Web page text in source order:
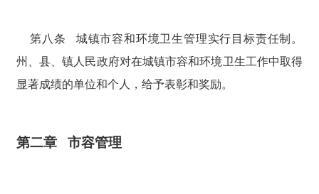
第八条 城镇市容和环境卫生管理实行目标责任制。
州、县、镇人民政府对在城镇市容和环境卫生工作中取得
显著成绩的单位和个人，给予表彰和奖励。
第二章 市容管理